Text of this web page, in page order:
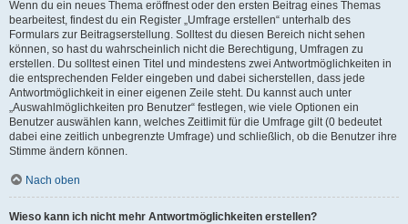
Wenn du ein neues Thema eröffnest oder den ersten Beitrag eines Themas
bearbeitest, findest du ein Register „Umfrage erstellen“ unterhalb des
Formulars zur Beitragserstellung. Solltest du diesen Bereich nicht sehen
können, so hast du wahrscheinlich nicht die Berechtigung, Umfragen zu
erstellen. Du solltest einen Titel und mindestens zwei Antwortmöglichkeiten in
die entsprechenden Felder eingeben und dabei sicherstellen, dass jede
Antwortmöglichkeit in einer eigenen Zeile steht. Du kannst auch unter
„Auswahlmöglichkeiten pro Benutzer“ festlegen, wie viele Optionen ein
Benutzer auswählen kann, welches Zeitlimit für die Umfrage gilt (0 bedeutet
dabei eine zeitlich unbegrenzte Umfrage) und schließlich, ob die Benutzer ihre
Stimme ändern können.
Nach oben
Wieso kann ich nicht mehr Antwortmöglichkeiten erstellen?